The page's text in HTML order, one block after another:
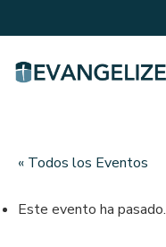
« Todos los Eventos
Este evento ha pasado.